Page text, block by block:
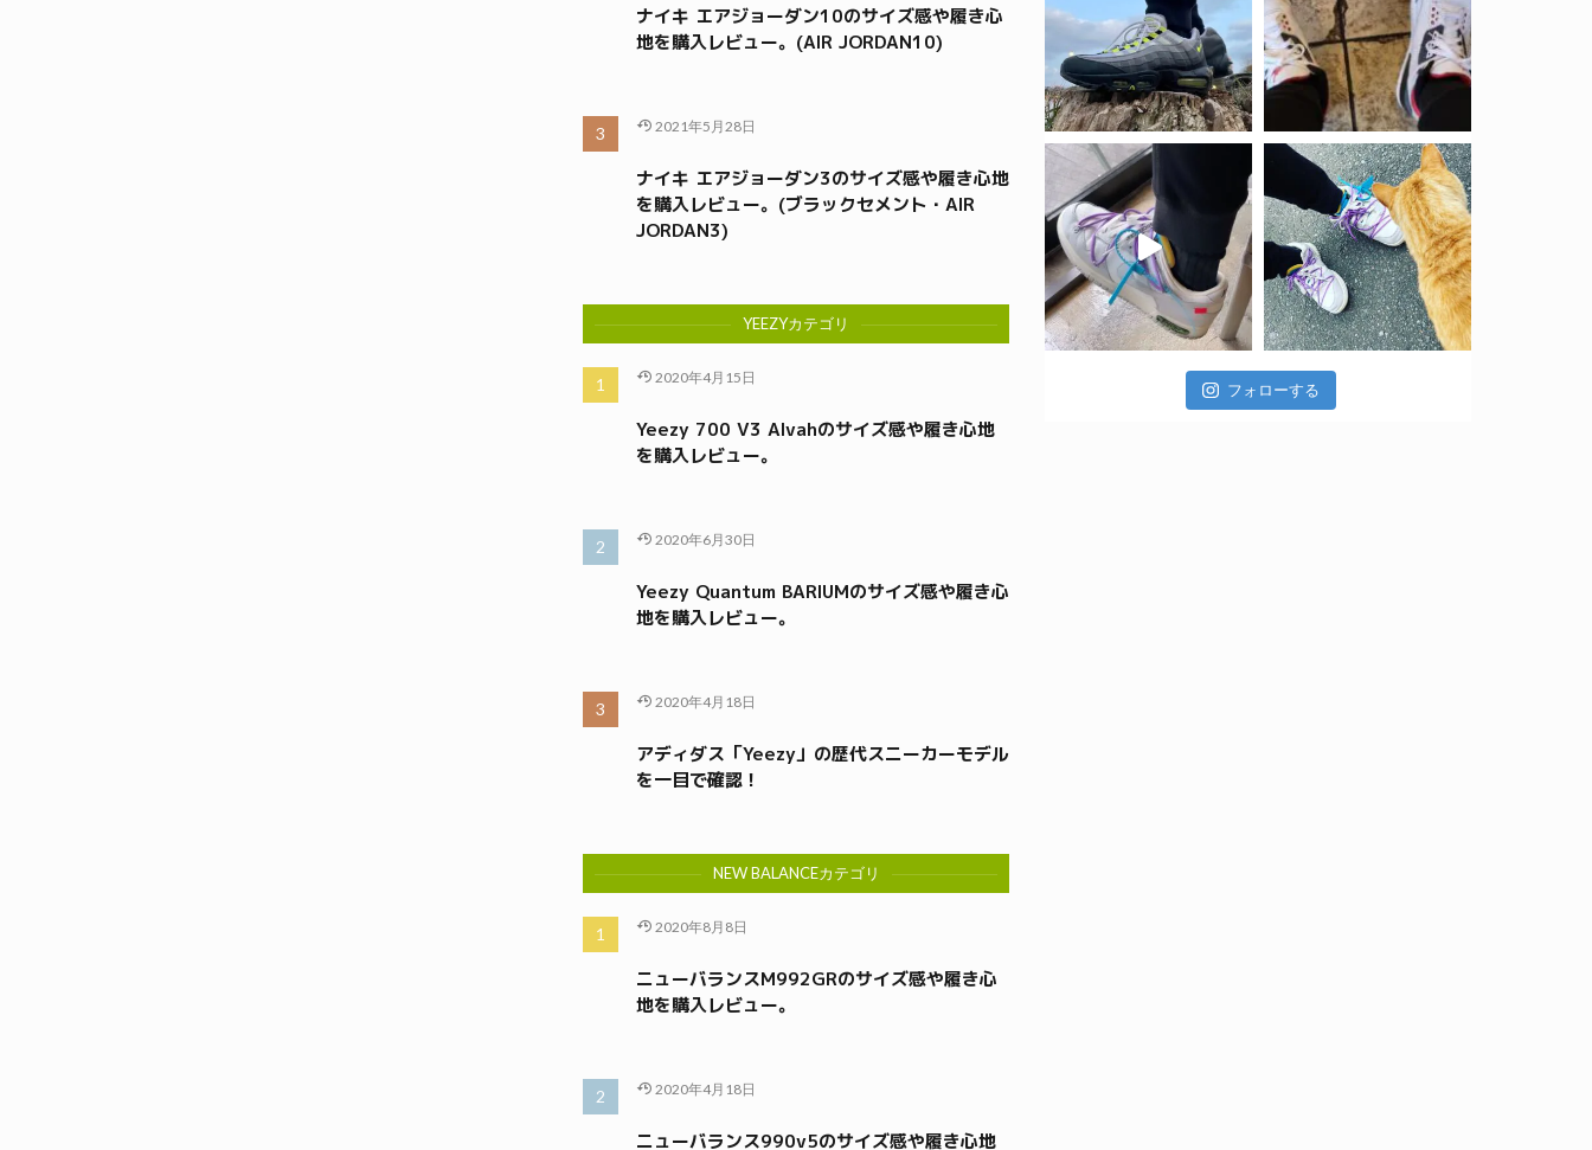
ナイキ エアジョーダン10のサイズ感や履き心
地を購入レビュー。(AIR JORDAN10)
2021年5月28日
ナイキ エアジョーダン3のサイズ感や履き心地
を購入レビュー。(ブラックセメント・AIR
JORDAN3)
YEEZYカテゴリ
2020年4月15日
Yeezy 700 V3 Alvahのサイズ感や履き心地
を購入レビュー。
2020年6月30日
Yeezy Quantum BARIUMのサイズ感や履き心
地を購入レビュー。
2020年4月18日
アディダス「Yeezy」の歴代スニーカーモデル
を一目で確認！
NEW BALANCEカテゴリ
2020年8月8日
ニューバランスM992GRのサイズ感や履き心
地を購入レビュー。
2020年4月18日
ニューバランス990v5のサイズ感や履き心地
フォローする